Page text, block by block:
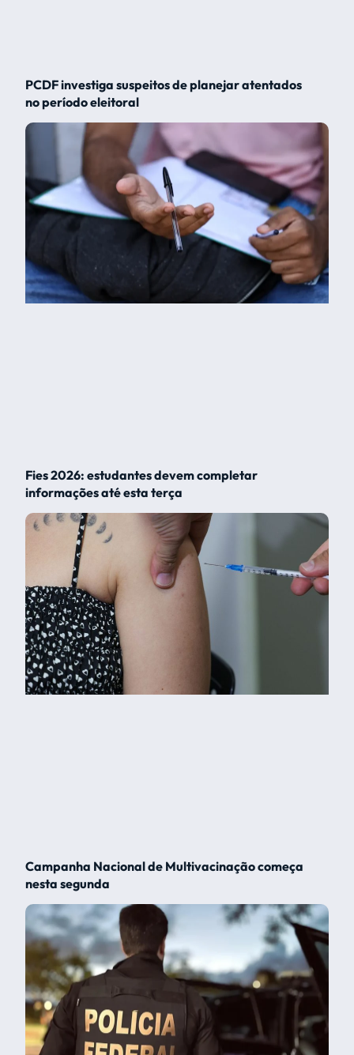
PCDF investiga suspeitos de planejar atentados
no período eleitoral
Fies 2026: estudantes devem completar
informações até esta terça
Campanha Nacional de Multivacinação começa
nesta segunda